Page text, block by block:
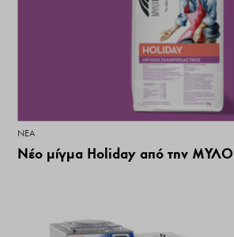
ΝΕΑ
Νέο μίγμα Holiday από την